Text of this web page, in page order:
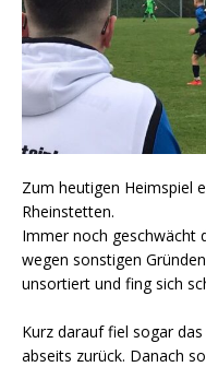
Zum heutigen Heimspiel
Rheinstetten.
Immer noch geschwächt
wegen sonstigen
unsortiert und fing sich
Kurz darauf fiel sogar
abseits zurück. Danach